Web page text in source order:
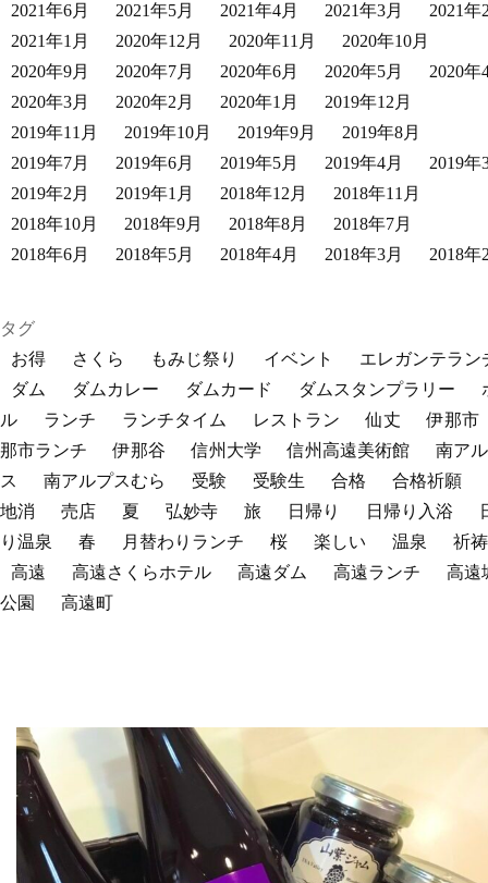
2021年6月
2021年5月 2021年4月 2021年3月
2021年
2021年1月
2020年12月 2020年11月
2020年10月
2020年9月
2020年7月 2020年6月 2020年5月
2020年
2020年3月
2020年2月 2020年1月
2019年12月
2019年11月
2019年10月 2019年9月
2019年8月
2019年7月
2019年6月 2019年5月 2019年4月
2019年
2019年2月
2019年1月 2018年12月
2018年11月
2018年10月
2018年9月 2018年8月
2018年7月
2018年6月
2018年5月 2018年4月 2018年3月 2018年
タグ
お得
さくら もみじ祭り イベント
エレガンテラン
ダム
ダムカレー ダムカード ダムスタンプラリー
ル
ランチ ランチタイム レストラン 仙丈
伊那市
那市ランチ
伊那谷 信州大学 信州高遠美術館
南ア
ス
南アルプスむら 受験 受験生 合格
合格祈願
地消
売店 夏 弘妙寺 旅 日帰り 日帰り入浴
り温泉
春 月替わりランチ 桜 楽しい 温泉
祈祷
高遠
高遠さくらホテル 高遠ダム 高遠ランチ
高遠
公園
高遠町